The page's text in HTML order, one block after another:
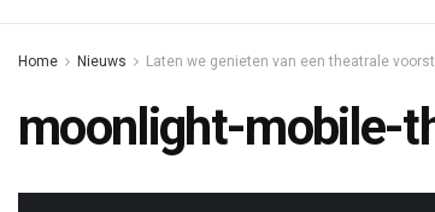
Home Nieuws Laten we genieten van een theatrale
moonlight-mobile-